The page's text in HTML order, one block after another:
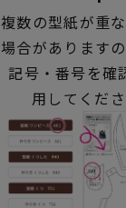
複数の型紙が重
場合があります
記号・番号を確
用してくださ